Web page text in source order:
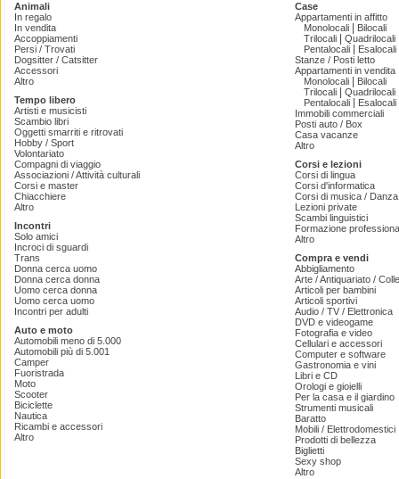
Animali
In regalo
In vendita
Accoppiamenti
Persi / Trovati
Dogsitter / Catsitter
Accessori
Altro
Tempo libero
Artisti e musicisti
Scambio libri
Oggetti smarriti e ritrovati
Hobby / Sport
Volontariato
Compagni di viaggio
Associazioni / Attività culturali
Corsi e master
Chiacchiere
Altro
Incontri
Solo amici
Incroci di sguardi
Trans
Donna cerca uomo
Donna cerca donna
Uomo cerca donna
Uomo cerca uomo
Incontri per adulti
Auto e moto
Automobili meno di 5.000
Automobili più di 5.001
Camper
Fuoristrada
Moto
Scooter
Biciclette
Nautica
Ricambi e accessori
Altro
Case
Appartamenti in affitto
Monolocali
Bilocali
Trilocali
Quadrilocali
Pentalocali
Esalocali
Stanze / Posti letto
Appartamenti in vendita
Monolocali
Bilocali
Trilocali
Quadrilocali
Pentalocali
Esalocali
Immobili commerciali
Posti auto / Box
Casa vacanze
Altro
Corsi e lezioni
Corsi di lingua
Corsi d'informatica
Corsi di musica /
Lezioni private
Scambi linguistici
Formazione
Altro
Compra e vendi
Abbigliamento
Arte / Antiquariato /
Articoli per bambini
Articoli sportivi
Audio / TV / Elettronica
DVD e videogame
Fotografia e video
Cellulari e accessori
Computer e software
Gastronomia e vini
Libri e CD
Orologi e gioielli
Per la casa e il giardino
Strumenti musicali
Baratto
Mobili / Elettrodomestici
Prodotti di bellezza
Biglietti
Sexy shop
Altro